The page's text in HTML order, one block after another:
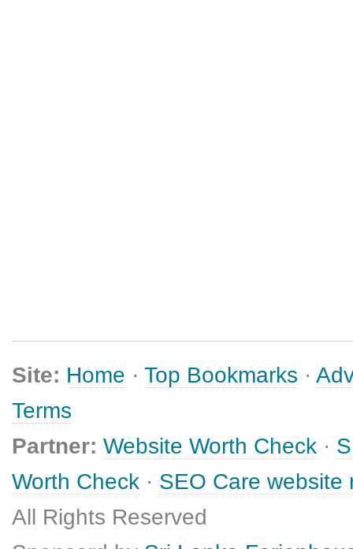
Site: Home · Top Bookmarks ·
Terms
Partner: Website Worth Check ·
Worth Check · SEO Care
All Rights Reserved